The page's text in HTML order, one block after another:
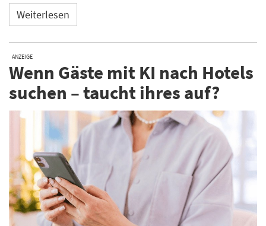
Weiterlesen
ANZEIGE
Wenn Gäste mit KI nach Hotels
suchen – taucht ihres auf?